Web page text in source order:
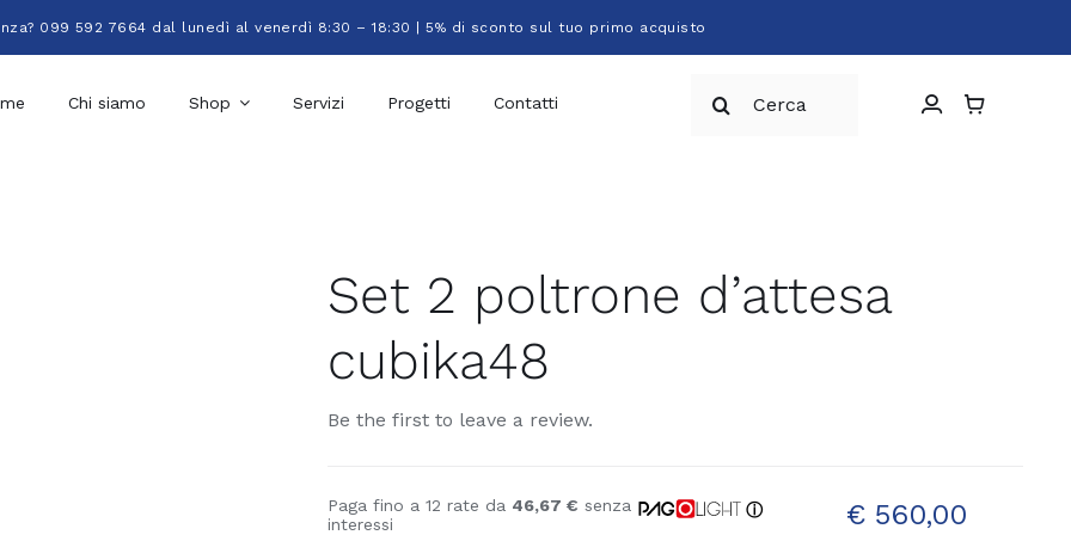
099 592 7664 dal lunedì al venerdì 8:30 – 18:30 | 5% di sconto sul tuo primo acquisto
Chi siamo Shop Servizi Progetti Contatti
Set 2 poltrone d’attesa
cubika48
Be the first to leave a review.
€560,00
Paga fino a 12 rate da 46,67 € senza
interessi
ⓘ